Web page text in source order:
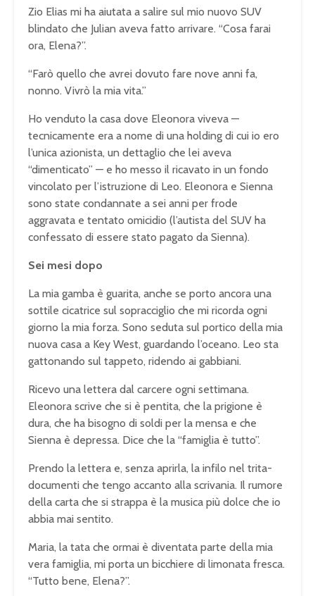
Zio Elias mi ha aiutata a salire sul mio nuovo SUV
blindato che Julian aveva fatto arrivare. “Cosa farai
ora, Elena?”.
“Farò quello che avrei dovuto fare nove anni fa,
nonno. Vivrò la mia vita.”
Ho venduto la casa dove Eleonora viveva —
tecnicamente era a nome di una holding di cui io ero
l’unica azionista, un dettaglio che lei aveva
“dimenticato” — e ho messo il ricavato in un fondo
vincolato per l’istruzione di Leo. Eleonora e Sienna
sono state condannate a sei anni per frode
aggravata e tentato omicidio (l’autista del SUV ha
confessato di essere stato pagato da Sienna).
Sei mesi dopo
La mia gamba è guarita, anche se porto ancora una
sottile cicatrice sul sopracciglio che mi ricorda ogni
giorno la mia forza. Sono seduta sul portico della mia
nuova casa a Key West, guardando l’oceano. Leo sta
gattonando sul tappeto, ridendo ai gabbiani.
Ricevo una lettera dal carcere ogni settimana.
Eleonora scrive che si è pentita, che la prigione è
dura, che ha bisogno di soldi per la mensa e che
Sienna è depressa. Dice che la “famiglia è tutto”.
Prendo la lettera e, senza aprirla, la infilo nel trita-
documenti che tengo accanto alla scrivania. Il rumore
della carta che si strappa è la musica più dolce che io
abbia mai sentito.
Maria, la tata che ormai è diventata parte della mia
vera famiglia, mi porta un bicchiere di limonata fresca.
“Tutto bene, Elena?”.